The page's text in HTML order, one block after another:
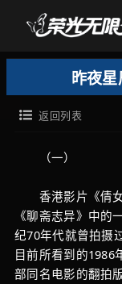
昨夜
返回列表
（一）
香港影片《倩女
《聊斋志异》中的
纪70年代就曾拍摄
目前所看到的1986
部同名电影的翻拍版